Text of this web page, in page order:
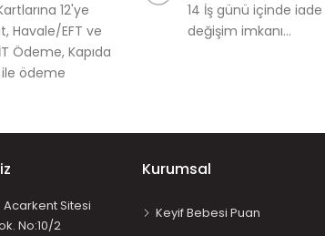
12'ye
Havale/EFT ve
Ödeme, Kapıda
ile ödeme
14 İş günü içinde
değişim imkanı...
Sitesi
No:10/2
Kurumsal
Keyif Bebesi Puan